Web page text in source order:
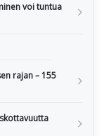
voi tuntua
rajan – 155